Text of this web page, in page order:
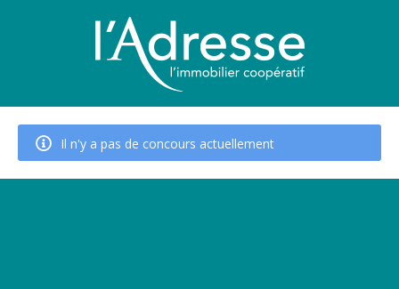
Il n'y a pas de concours actuellement